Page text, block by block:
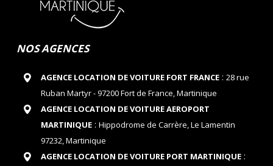
NOS AGENCES
AGENCE LOCATION DE VOITURE FORT FRANCE: 28 rue
Ruban Martyr - 97200 Fort de France, Martinique
AGENCE LOCATION DE VOITURE AEROPORT
MARTINIQUE: Hippodrome de Carrère, Le Lamentin
97232, Martinique
AGENCE LOCATION DE VOITURE PORT MARTINIQUE: